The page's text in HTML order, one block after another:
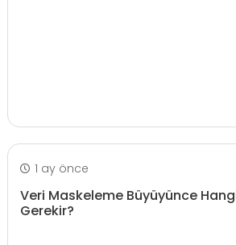
1 ay önce
Veri Maskeleme Büyüyünce
Gerekir?